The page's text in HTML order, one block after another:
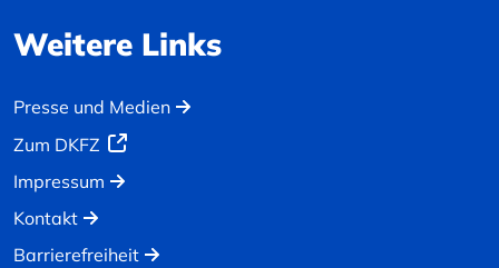
Weitere Links
Presse und Medien
Zum DKFZ
Impressum
Kontakt
Barrierefreiheit